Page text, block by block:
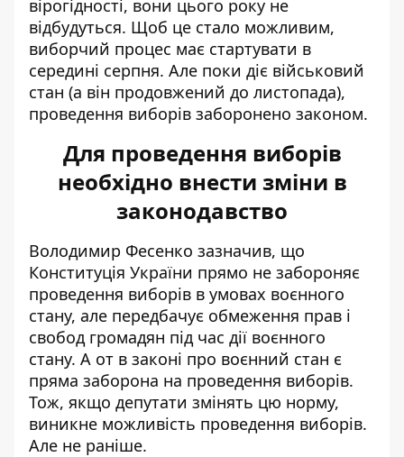
вірогідності, вони цього року не
відбудуться. Щоб це стало можливим,
виборчий процес має стартувати в
середині серпня. Але поки діє військовий
стан (а він продовжений до листопада),
проведення виборів заборонено законом.
Для проведення виборів
необхідно внести зміни в
законодавство
Володимир Фесенко зазначив, що
Конституція України прямо не забороняє
проведення виборів в умовах воєнного
стану, але передбачує обмеження прав і
свобод громадян під час дії воєнного
стану. А от в законі про воєнний стан є
пряма заборона на проведення виборів.
Тож, якщо депутати змінять цю норму,
виникне можливість проведення виборів.
Але не раніше.